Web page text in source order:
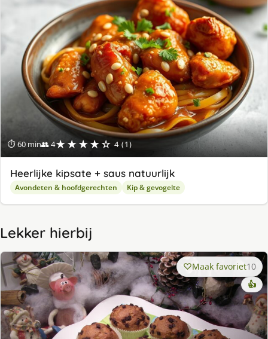
⏱ 60 min👥 4★★★★☆ 4 (1)
Heerlijke kipsate + saus natuurlijk
Avondeten & hoofdgerechten Kip & gevogelte
Lekker hierbij
Maak favoriet10
👍